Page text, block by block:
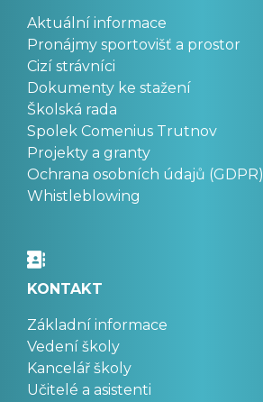
Aktuální informace
Pronájmy sportovišť a prostor
Cizí strávníci
Dokumenty ke stažení
Školská rada
Spolek Comenius Trutnov
Projekty a granty
Ochrana osobních údajů (GDPR)
Whistleblowing
KONTAKT
Základní informace
Vedení školy
Kancelář školy
Učitelé a asistenti